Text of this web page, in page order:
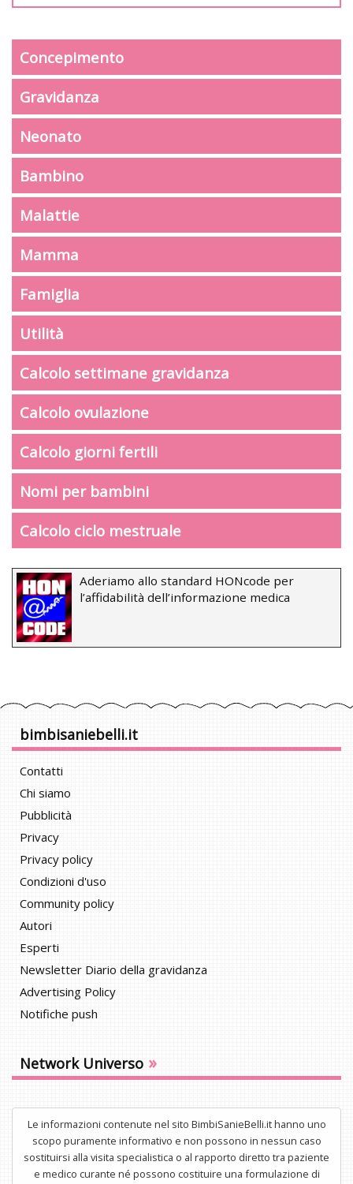
Concepimento
Gravidanza
Neonato
Bambino
Malattie
Mamma
Famiglia
Utilità
Calcolo settimane gravidanza
Calcolo ovulazione
Calcolo giorni fertili
Nomi per bambini
Calcolo ciclo mestruale
Aderiamo allo standard HONcode per
l’affidabilità dell’informazione medica
bimbisaniebelli.it
Contatti
Chi siamo
Pubblicità
Privacy
Privacy policy
Condizioni d'uso
Community policy
Autori
Esperti
Newsletter Diario della gravidanza
Advertising Policy
Notifiche push
Network Universo »
Le informazioni contenute nel sito BimbiSanieBelli.it hanno uno
scopo puramente informativo e non possono in nessun caso
sostituirsi alla visita specialistica o al rapporto diretto tra paziente
e medico curante né possono costituire una formulazione di